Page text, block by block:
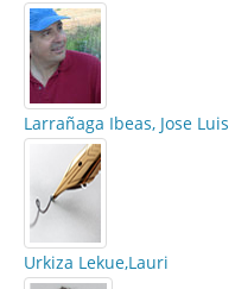
Larrañaga Ibeas, Jose Luis
Urkiza Lekue,Lauri